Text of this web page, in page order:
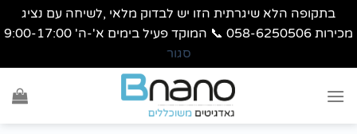
בתקופה הלא שיגרתית הזו יש לבדוק מלאי ,לשיחה עם נציג
מכירות 058-6250506 📞 המוקד פעיל בימים א'-ה' 9:00-17:00
סגור